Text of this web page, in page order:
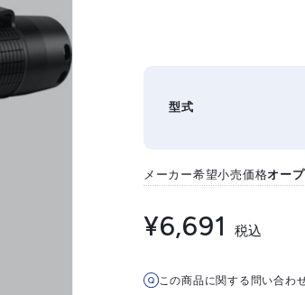
型式
メーカー希望小売価格オー
¥6,691 税込
この商品に関する問い合わ